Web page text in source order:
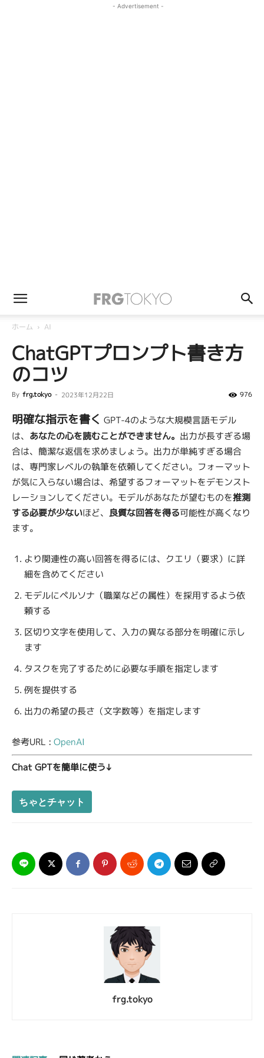
- Advertisement -
ホーム AI
ChatGPTプロンプト書き方
のコツ
By frg.tokyo - 2023年12月22日 976
明確な指示を書く GPT-4のような大規模言語モデル
は、 あなたの心を読むことができません。 出力が長すぎる場
合は、簡潔な返信を求めましょう。出力が単純すぎる場合
は、専門家レベルの執筆を依頼してください。フォーマット
が気に入らない場合は、希望するフォーマットをデモンスト
レーションしてください。モデルがあなたが望むものを推測
する必要が少ないほど、 良質な回答を得る可能性が高くなり
ます。
より関連性の高い回答を得るには、クエリ（要求）に詳
細を含めてください
モデルにペルソナ（職業などの属性）を採用するよう依
頼する
区切り文字を使用して、入力の異なる部分を明確に示し
ます
タスクを完了するために必要な手順を指定します
例を提供する
出力の希望の長さ（文字数等）を指定します
参考URL : OpenAI
Chat GPTを簡単に使う↓
ちゃとチャット
frg.tokyo